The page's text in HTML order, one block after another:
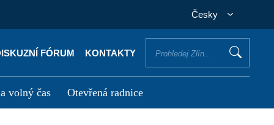
Česky
FÓRUM KONTAKTY
volný čas Otevřená radnice